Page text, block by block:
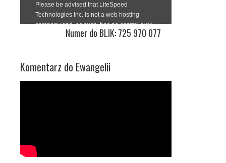
Numer do BLIK: 725 970 077
Komentarz do Ewangelii